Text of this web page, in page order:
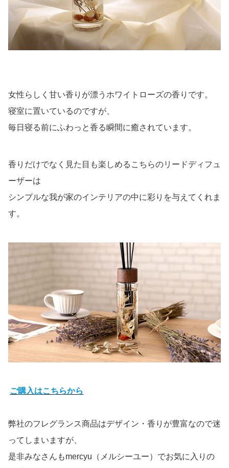
女性らしく甘い香りが漂うホワイトローズの香りです。
寝室に置いているのですが、
毎日寝る前にふわっと香る瞬間に癒されています。
香りだけでなく見た目も楽しめるこちらのリードディフュ
ーザーは
シンプルな我が家のインテリアの中に彩りを与えてくれま
す。
ご購入はこちらから
弊社のフレグランス商品はデザイン・香りが豊富なので迷
ってしまいますが、
是非みなさんもmercyu（メルシーユー）でお気に入りの